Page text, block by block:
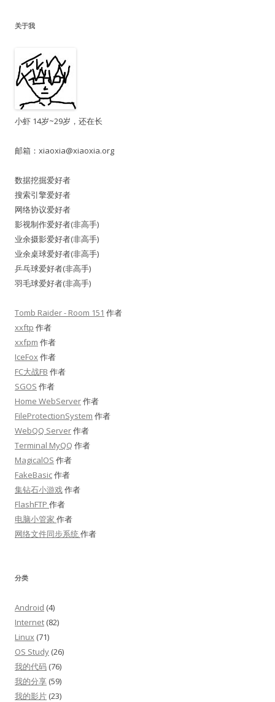
关于我
小虾 14岁~29岁，还在长
邮箱： xiaoxia@xiaoxia.org
数据挖掘爱好者
搜索引擎爱好者
网络协议爱好者
影视制作爱好者(非高手)
业余摄影爱好者(非高手)
业余桌球爱好者(非高手)
乒乓球爱好者(非高手)
羽毛球爱好者(非高手)
Tomb Raider - Room 151 作者
xxftp 作者
xxfpm 作者
IceFox作者
FC大战FB 作者
SGOS 作者
Home WebServer作者
FileProtectionSystem 作者
WebQQ Server作者
Terminal MyQQ 作者
MagicalOS 作者
FakeBasic作者
集钻石小游戏作者
FlashFTP 作者
电脑小管家 作者
网络文件同步系统作者
分类
Android (4)
Internet (82)
Linux (71)
OS Study (26)
我的代码 (76)
我的分享 (59)
我的影片 (23)